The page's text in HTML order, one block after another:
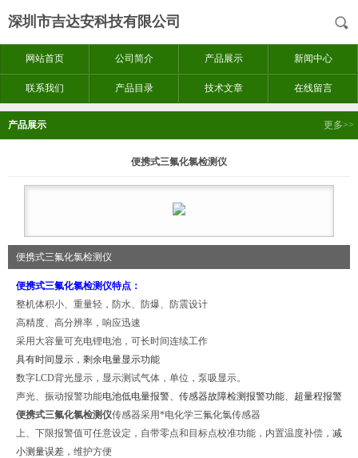
深圳市吉达安科技有限公司
网站首页 公司简介 产品展示 新闻中心
联系我们 产品目录 技术文章 在线留言
产品展示 更多>>
便携式三氟化氯检测仪
便携式三氟化氯检测仪
便携式三氟化氯检测仪特点：
整机体积小、重量轻，防水、防爆、防震设计
高精度、高分辨率，响应迅速
采用大容量可充电锂电池，可长时间连续工作
具有时间显示，剩余电量显示功能
数字LCD背光显示，显示测试气体，单位，泵吸显示。
声光、振动报警功能电池低电量报警、传感器故障检测报警功能、超量程报警
便携式三氟化氯检测仪传感器采用*电化学三氟化氯传感器
上、下限报警值可任意设定，自带零点和目标点校准功能，内置温度补偿， 减
小测量误差， 维护方便